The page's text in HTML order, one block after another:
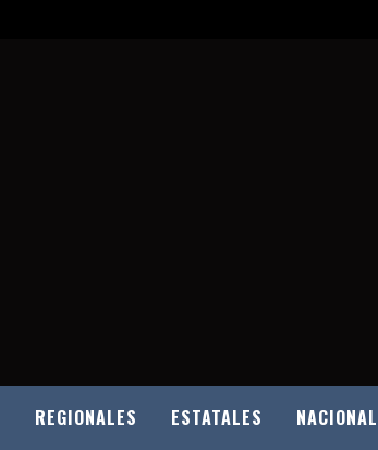
REGIONALES ESTATALES